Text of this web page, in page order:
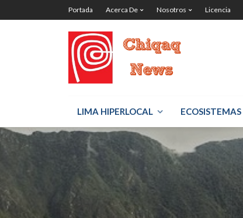
Portada Acerca De Nosotros Licencia
LIMA HIPERLOCAL ECOSISTEMAS